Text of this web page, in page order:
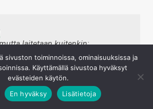
laitetaan kuitenkin:
katsoa, mutta grafiikka
suuntaa.
sivuston toiminnoissa, ominaisuuksissa ja
Käyttämällä sivustoa hyväksyt
evästeiden käytön.
En hyväksy Lisätietoja